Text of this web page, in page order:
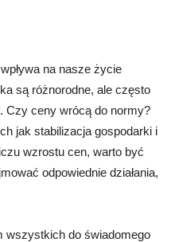
na nasze życie
są różnorodne, ale często
Czy ceny wrócą do normy?
jak stabilizacja gospodarki i
wzrostu cen, warto być
odpowiednie działania,
wszystkich do świadomego